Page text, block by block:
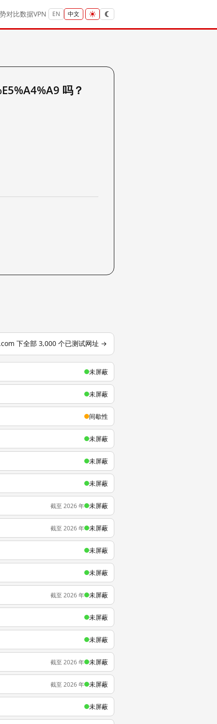
对比数据VPN EN 中文
吗？
下全部 3,000 个已测试网址 →
未屏蔽
未屏蔽
间歇性
未屏蔽
未屏蔽
未屏蔽
截至 2026 年 未屏蔽
截至 2026 年 未屏蔽
未屏蔽
未屏蔽
截至 2026 年 未屏蔽
未屏蔽
未屏蔽
截至 2026 年 未屏蔽
截至 2026 年 未屏蔽
未屏蔽